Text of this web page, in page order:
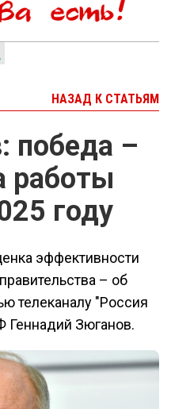
НАЗАД К СТАТЬЯМ
победа –
работы
году
эффективности
– об
телеканалу "Россия
Геннадий Зюганов.